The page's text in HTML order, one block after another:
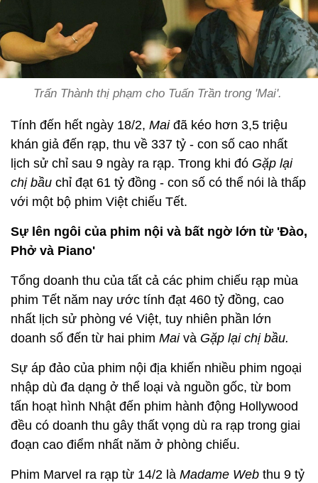
Trấn Thành thị phạm cho Tuấn Trần trong 'Mai'.
Tính đến hết ngày 18/2, Mai đã kéo hơn 3,5 triệu
khán giả đến rạp, thu về 337 tỷ - con số cao nhất
lịch sử chỉ sau 9 ngày ra rạp. Trong khi đó Gặp lại
chị bầu chỉ đạt 61 tỷ đồng - con số có thể nói là thấp
với một bộ phim Việt chiếu Tết.
Sự lên ngôi của phim nội và bất ngờ lớn từ 'Đào,
Phở và Piano'
Tổng doanh thu của tất cả các phim chiếu rạp mùa
phim Tết năm nay ước tính đạt 460 tỷ đồng, cao
nhất lịch sử phòng vé Việt, tuy nhiên phần lớn
doanh số đến từ hai phim Mai và Gặp lại chị bầu.
Sự áp đảo của phim nội địa khiến nhiều phim ngoại
nhập dù đa dạng ở thể loại và nguồn gốc, từ bom
tấn hoạt hình Nhật đến phim hành động Hollywood
đều có doanh thu gây thất vọng dù ra rạp trong giai
đoạn cao điểm nhất năm ở phòng chiếu.
Phim Marvel ra rạp từ 14/2 là Madame Web thu 9 tỷ